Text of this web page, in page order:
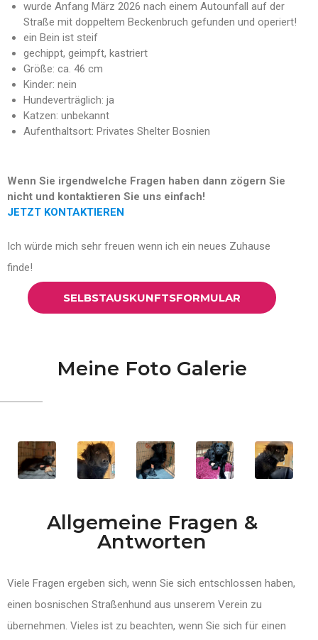
wurde Anfang März 2026 nach einem Autounfall auf der
Straße mit doppeltem Beckenbruch gefunden und operiert!
ein Bein ist steif
gechippt, geimpft, kastriert
Größe: ca. 46 cm
Kinder: nein
Hundeverträglich: ja
Katzen: unbekannt
Aufenthaltsort: Privates Shelter Bosnien
Wenn Sie irgendwelche Fragen haben dann zögern Sie
nicht und kontaktieren Sie uns einfach!
JETZT KONTAKTIEREN
Ich würde mich sehr freuen wenn ich ein neues Zuhause
finde!
SELBSTAUSKUNFTSFORMULAR
Meine Foto Galerie
Allgemeine Fragen &
Antworten
Viele Fragen ergeben sich, wenn Sie sich entschlossen haben,
einen bosnischen Straßenhund aus unserem Verein zu
übernehmen. Vieles ist zu beachten, wenn Sie sich für einen